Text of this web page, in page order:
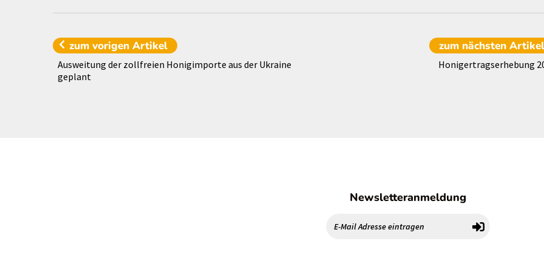
zum vorigenArtikel
Ausweitung der zollfreien Honigimporte aus der Ukraine
geplant
zum nächsten Artikel
Honigertragserhebung
Newsletteranmeldung